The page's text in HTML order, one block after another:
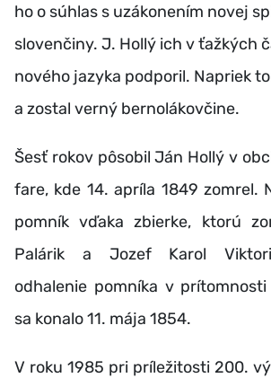
ho o súhlas s uzákonením novej
slovenčiny. J. Hollý ich v ťažkých
nového jazyka podporil. Napriek
a zostal verný bernolákovčine.
Šesť rokov pôsobil Ján Hollý v
fare, kde 14. apríla 1849 zomrel.
pomník vďaka zbierke, ktorú
Palárik a Jozef Karol
odhalenie pomníka v
sa konalo 11. mája 1854.
V roku 1985 pri príležitosti 200.